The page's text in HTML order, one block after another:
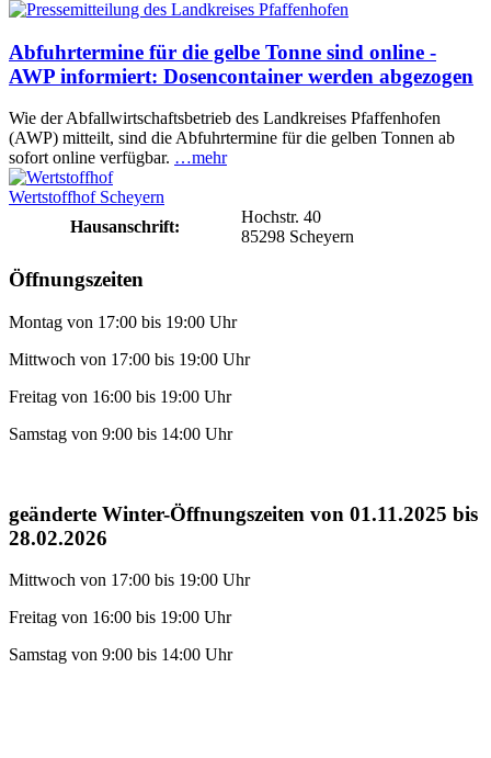
Abfuhrtermine für die gelbe Tonne sind online -
AWP informiert: Dosencontainer werden abgezogen
Wie der Abfallwirtschaftsbetrieb des Landkreises Pfaffenhofen
(AWP) mitteilt, sind die Abfuhrtermine für die gelben Tonnen ab
sofort online verfügbar. …mehr
Wertstoffhof Scheyern
Hausanschrift:
Hochstr. 40
85298 Scheyern
Öffnungszeiten
Montag von 17:00 bis 19:00 Uhr
Mittwoch von 17:00 bis 19:00 Uhr
Freitag von 16:00 bis 19:00 Uhr
Samstag von 9:00 bis 14:00 Uhr
geänderte Winter-Öffnungszeiten von 01.11.2025 bis
28.02.2026
Mittwoch von 17:00 bis 19:00 Uhr
Freitag von 16:00 bis 19:00 Uhr
Samstag von 9:00 bis 14:00 Uhr